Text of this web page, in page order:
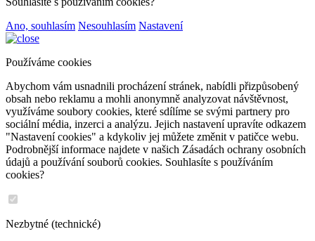
Ano, souhlasím Nesouhlasím Nastavení
Používáme cookies
Abychom vám usnadnili procházení stránek, nabídli přizpůsobený
obsah nebo reklamu a mohli anonymně analyzovat návštěvnost,
využíváme soubory cookies, které sdílíme se svými partnery pro
sociální média, inzerci a analýzu. Jejich nastavení upravíte odkazem
"Nastavení cookies" a kdykoliv jej můžete změnit v patičce webu.
Podrobnější informace najdete v našich Zásadách ochrany osobních
údajů a používání souborů cookies. Souhlasíte s používáním
cookies?
Nezbytné (technické)